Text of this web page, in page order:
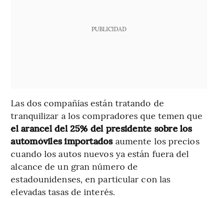
PUBLICIDAD
Las dos compañías están tratando de
tranquilizar a los compradores que temen que
el arancel del 25% del presidente sobre los
automóviles importadosaumente los precios
cuando los autos nuevos ya están fuera del
alcance de un gran número de
estadounidenses, en particular con las
elevadas tasas de interés.